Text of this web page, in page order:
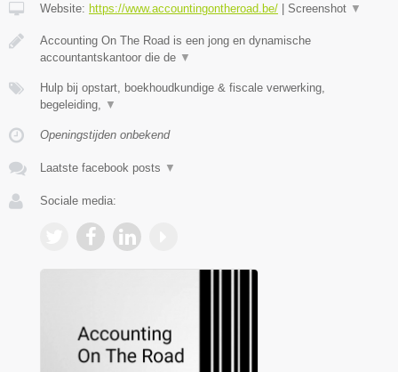
Website: https://www.accountingontheroad.be/ Screenshot ▼
Accounting On The Road is een jong en dynamische
accountantskantoor die de ▼
Hulp bij opstart, boekhoudkundige & fiscale verwerking,
begeleiding,
▼
Openingstijden onbekend
Laatste facebook posts ▼
Sociale media: